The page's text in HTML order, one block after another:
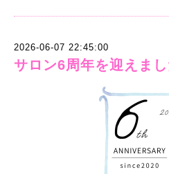
2026-06-07 22:45:00
サロン6周年を迎えまし